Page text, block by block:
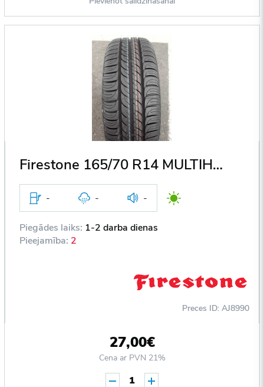
Firestone 165/70 R14 MULTIHWAWK 81T DOT2009
- - -
Piegādes laiks: 1-2 darba dienas
Pieejamība: 2
Preces ID: AJ8990
27,00€
Cena ar PVN 21%
1